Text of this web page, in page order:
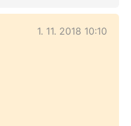
1. 11. 2018 10:10